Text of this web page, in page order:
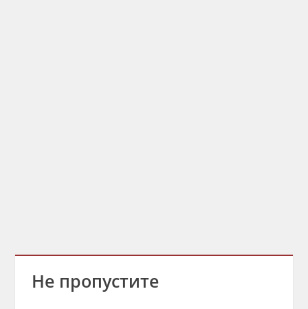
Не пропустите